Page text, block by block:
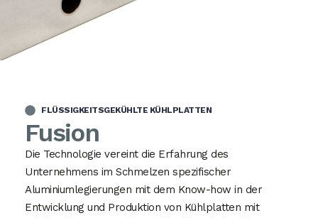
FLÜSSIGKEITSGEKÜHLTE KÜHLPLATTEN
Fusion
Die Technologie vereint die Erfahrung des
Unternehmens im Schmelzen spezifischer
Aluminiumlegierungen mit dem Know-how in der
Entwicklung und Produktion von Kühlplatten mit